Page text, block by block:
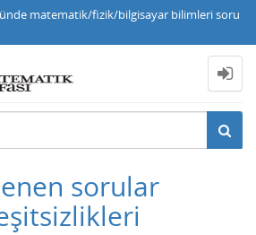
matematik/fizik/bilgisayar bilimleri soru
sorular